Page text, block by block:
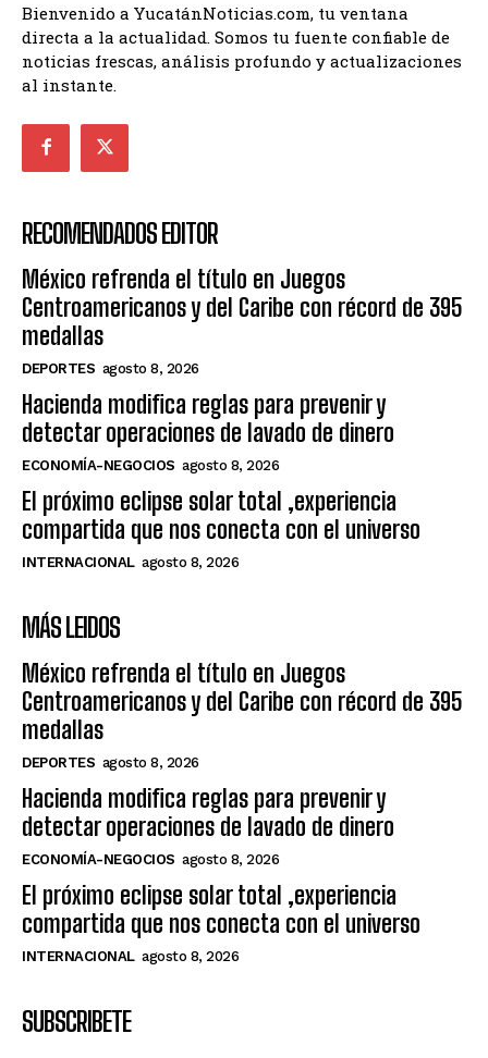
Bienvenido a YucatánNoticias.com, tu ventana
directa a la actualidad. Somos tu fuente confiable de
noticias frescas, análisis profundo y actualizaciones
al instante.
RECOMENDADOS EDITOR
México refrenda el título en Juegos
Centroamericanos y del Caribe con récord de 395
medallas
DEPORTES agosto 8, 2026
Hacienda modifica reglas para prevenir y
detectar operaciones de lavado de dinero
ECONOMÍA-NEGOCIOS agosto 8, 2026
El próximo eclipse solar total ,experiencia
compartida que nos conecta con el universo
INTERNACIONAL agosto 8, 2026
MÁS LEIDOS
México refrenda el título en Juegos
Centroamericanos y del Caribe con récord de 395
medallas
DEPORTES agosto 8, 2026
Hacienda modifica reglas para prevenir y
detectar operaciones de lavado de dinero
ECONOMÍA-NEGOCIOS agosto 8, 2026
El próximo eclipse solar total ,experiencia
compartida que nos conecta con el universo
INTERNACIONAL agosto 8, 2026
SUBSCRIBETE